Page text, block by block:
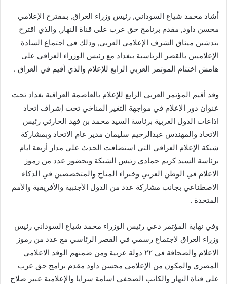
أشاد محمد شياع السوداني, رئيس وزراء العراق, بمقترح الإعلامي
محسن داود, مقدم برنامج حق عرب على قناة النهار, والذي اقترح
بتدشين ميثاق الشرف الإعلامي العربي, وذلك في اجتماع السادة
الإعلاميين بالقصر الرئاسية ببغداد مع رئيس الوزراء العراقي على
هامش اختتام المؤتمر العربي الرابع للإعلام والذي أقيم في العراق .
وقد أقيم المؤتمر العربي الرابع للإعلام بالعاصمة العراقية بغداد تحت
عنوان دور الإعلام في مواجهة التغير المناخي تحت إشراف اتحاد
اذاعات الدول العربية برئاسة السيد محمد بن فهد الحارثي رئيس
الاتحاد والمهندس عبدالرحيم سليمان مدير عام الاتحاد وبمشاركة
شبكة الإعلام العراقي التي استضافت الحدث علي مدار أربعة ايام
برئاسة السيد كريم حمادي رئيس الشبكة وبحضور عدد من رموز
الاعلام في الوطن العربي وخبراء المناخ والمتخصصين في الذكاء
الاصطناعي بجانب مشاركة عدد من الدول الأجنبية والأفريقية والأمم
المتحدة .
وفي نهاية المؤتمر دعي رئيس الوزراء محمد شياع السوداني رئيس
وزراء العراق لاجتماع رسمي في القصر الرئاسي مع عدد من رموز
الاعلام والصحافة في ٢٢ دولة عربية ومن ضمنهم الوفد الاعلامي
المصري والمكون من الإعلامي محسن داود مقدم برامج حق عرب
علي قناة النهار والكاتب الصحفي اسامة سرايا والإعلامية عبير صلاح